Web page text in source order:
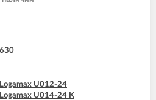
Logamax U012-24
Logamax U014-24 K